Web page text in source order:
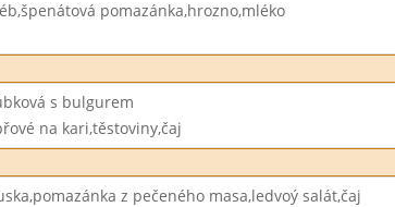
pomazánka,hrozno,mléko
s bulgurem
na kari,těstoviny,čaj
z pečeného masa,ledvoý salát,čaj